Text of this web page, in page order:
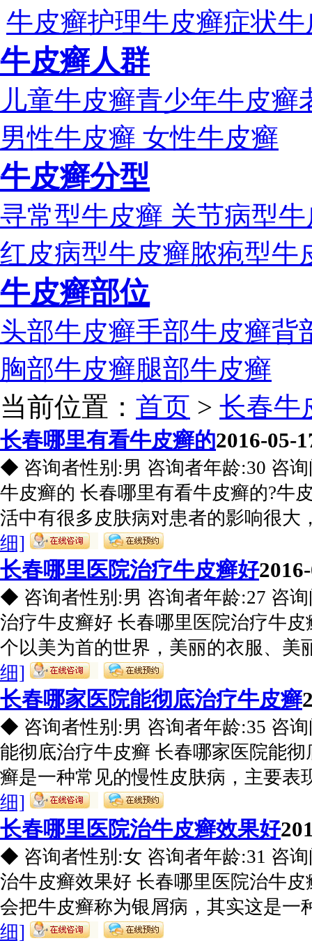
牛皮癣护理牛皮癣症状牛
牛皮癣人群
儿童牛皮癣青少年牛皮癣
男性牛皮癣 女性牛皮癣
牛皮癣分型
寻常型牛皮癣 关节病型
红皮病型牛皮癣脓疱型牛
牛皮癣部位
头部牛皮癣手部牛皮癣背
胸部牛皮癣腿部牛皮癣
当前位置： 首页 > 长春牛
长春哪里有看牛皮癣的2016-05-
◆ 咨询者性别:男 咨询者年龄:30 咨
牛皮癣的 长春哪里有看牛皮癣的?牛
活中有很多皮肤病对患者的影响很大
细]
长春哪里医院治疗牛皮癣好
◆ 咨询者性别:男 咨询者年龄:27 咨
治疗牛皮癣好 长春哪里医院治疗牛皮
个以美为首的世界，美丽的衣服、美
细]
长春哪家医院能彻底治疗牛皮癣
◆ 咨询者性别:男 咨询者年龄:35 咨
能彻底治疗牛皮癣 长春哪家医院能彻
癣是一种常见的慢性皮肤病，主要表
细]
长春哪里医院治牛皮癣效果好
◆ 咨询者性别:女 咨询者年龄:31 咨
治牛皮癣效果好 长春哪里医院治牛皮
会把牛皮癣称为银屑病，其实这是一
细]